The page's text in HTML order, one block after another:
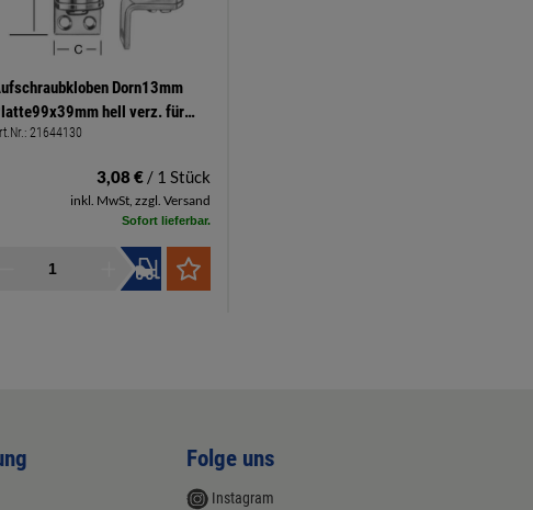
Dorn13mm
hell verz. für
Spanplattenschrauben
21644130
3,08 € / 1 Stück
inkl. MwSt, zzgl. Versand
Sofort lieferbar.
Folge uns
Instagram